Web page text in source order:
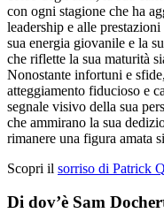
con ogni stagione che ha
leadership e alle
sua energia giovanile e la
che riflette la sua maturità
Nonostante infortuni e
atteggiamento fiducioso e
segnale visivo della sua
che ammirano la sua
rimanere una figura amata
Scopri il sorriso di Patrick
Di dov’è Sam